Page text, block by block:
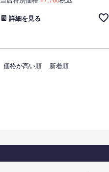
詳細を見る
価格が高い順 新着順